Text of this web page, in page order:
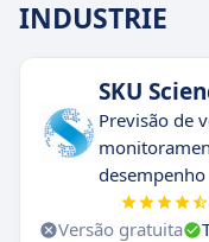
INDUSTRIE
SKU
Previsão de
desempenho
Versão gratuita